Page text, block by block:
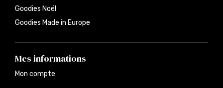
Goodies Noël
Goodies Made in Europe
Mes informations
Mon compte